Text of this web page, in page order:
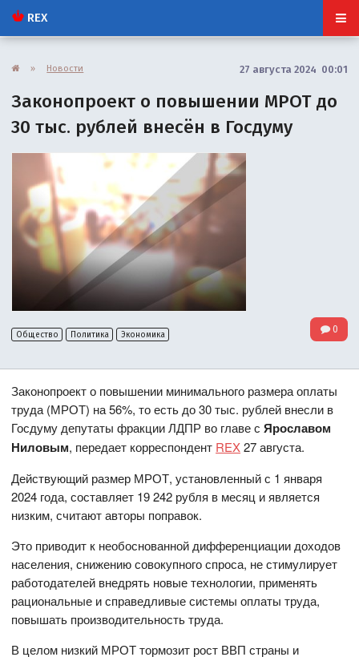
REX
» Новости 27 августа 2024 00:01
Законопроект о повышении МРОТ до
30 тыс. рублей внесён в Госдуму
Общество Политика Экономика 0
Законопроект о повышении минимального размера оплаты
труда (МРОТ) на 56%, то есть до 30 тыс. рублей внесли в
Госдуму депутаты фракции ЛДПР во главе сЯрославом
Ниловым, передает корреспондент REX27 августа.
Действующий размер МРОТ, установленный с 1 января
2024 года, составляет 19 242 рубля в месяц и является
низким, считают авторы поправок.
Это приводит к необоснованной дифференциации доходов
населения, снижению совокупного спроса, не стимулирует
работодателей внедрять новые технологии, применять
рациональные и справедливые системы оплаты труда,
повышать производительность труда.
В целом низкий МРОТ тормозит рост ВВП страны и